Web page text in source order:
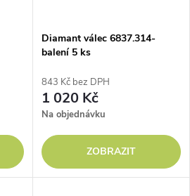
Diamant válec 6837.314-
balení 5 ks
843 Kč bez DPH
1 020 Kč
Na objednávku
ZOBRAZIT